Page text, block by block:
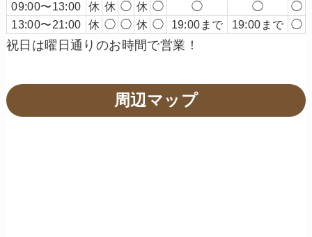
09:00〜13:00
休 休 ◯ 休 ◯ ◯ ◯
◯
13:00〜21:00
休 ◯ ◯ 休 ◯ 19:00まで 19:00まで ◯
祝日は曜日通りのお時間で営業！
周辺マップ